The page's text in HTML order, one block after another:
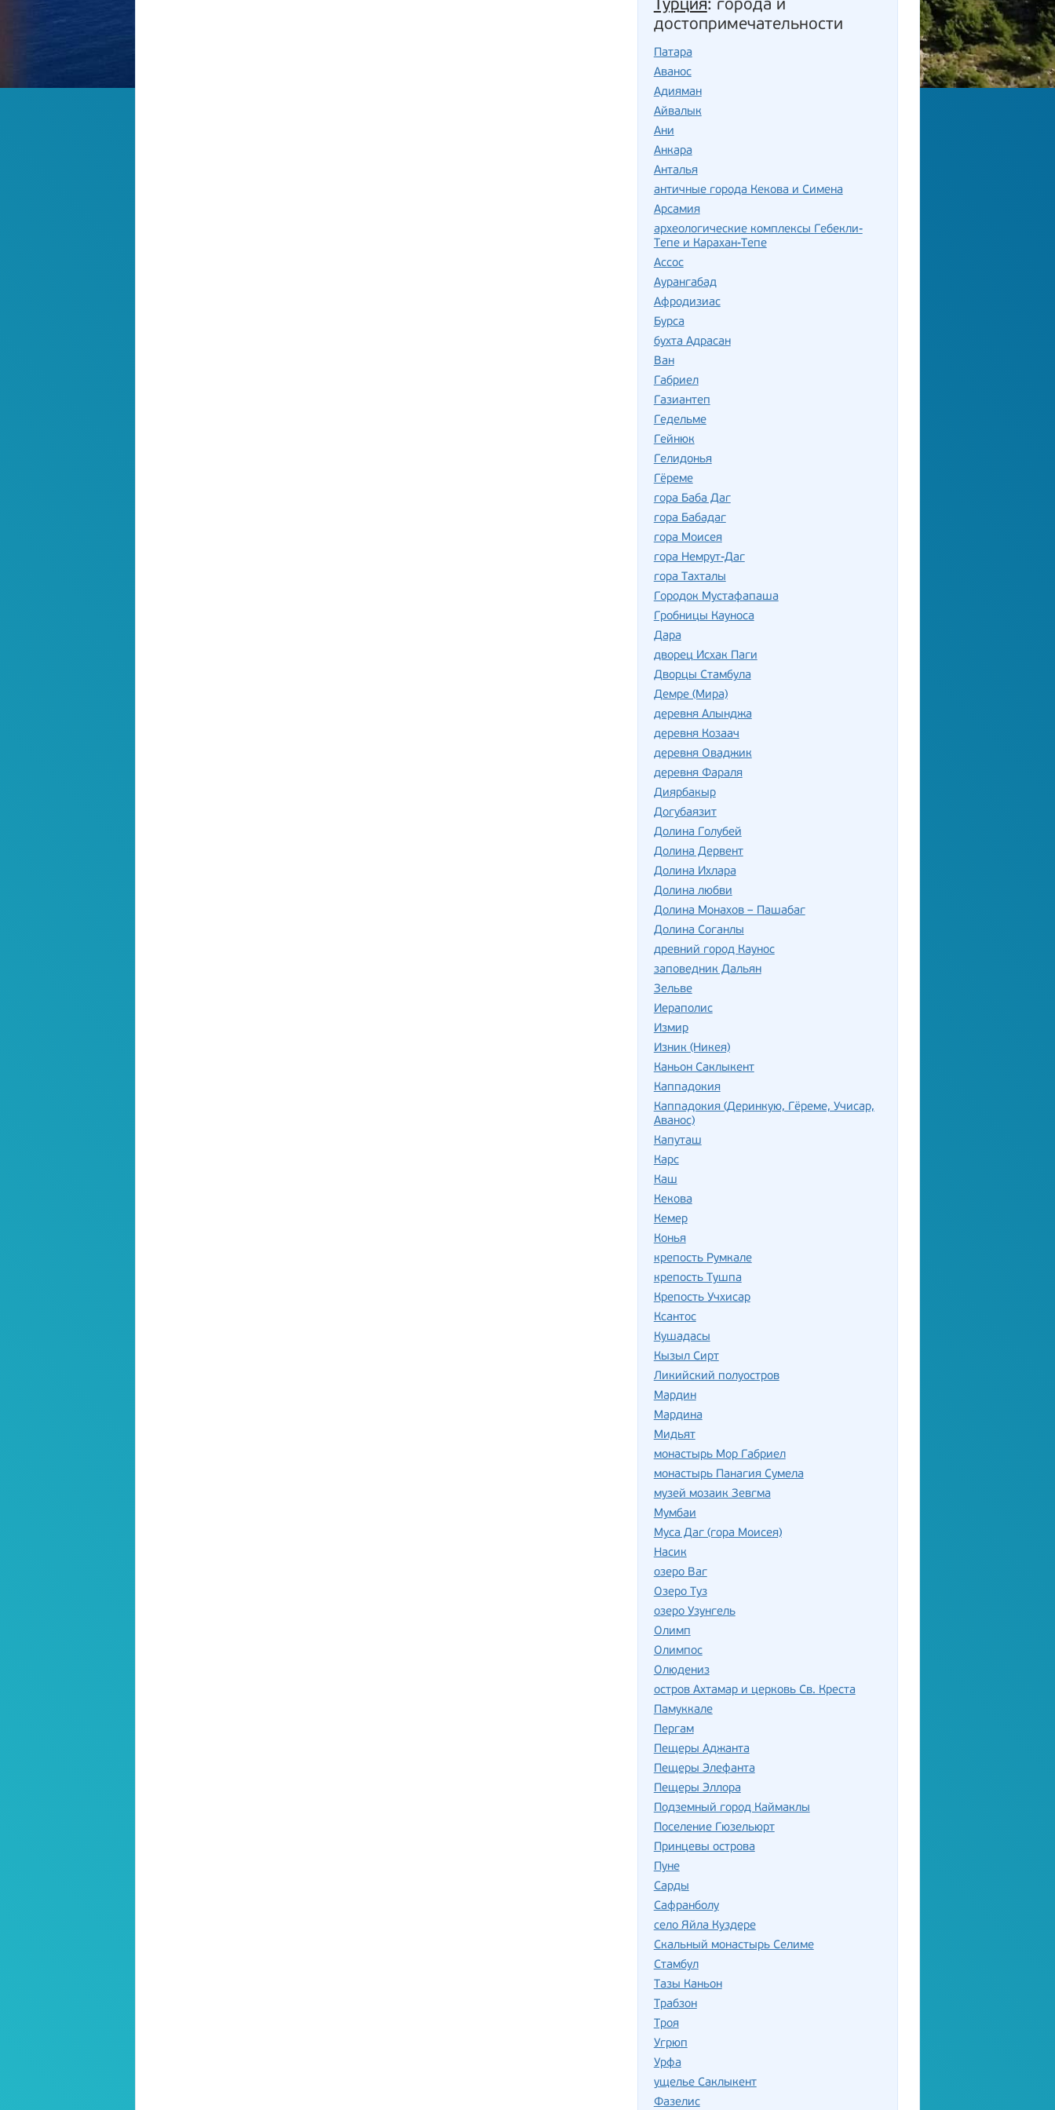
Турция: города и
достопримечательности
Патара
Аванос
Адияман
Айвалык
Ани
Анкара
Анталья
античные города Кекова и Симена
Арсамия
археологические комплексы Гебекли-
Тепе и Карахан-Тепе
Ассос
Аурангабад
Афродизиас
Бурса
бухта Адрасан
Ван
Габриел
Газиантеп
Гедельме
Гейнюк
Гелидонья
Гёреме
гора Баба Даг
гора Бабадаг
гора Моисея
гора Немрут-Даг
гора Тахталы
Городок Мустафапаша
Гробницы Кауноса
Дара
дворец Исхак Паги
Дворцы Стамбула
Демре (Мира)
деревня Алынджа
деревня Козаач
деревня Оваджик
деревня Фараля
Диярбакыр
Догубаязит
Долина Голубей
Долина Дервент
Долина Ихлара
Долина любви
Долина Монахов – Пашабаг
Долина Соганлы
древний город Каунос
заповедник Дальян
Зельве
Иераполис
Измир
Изник (Никея)
Каньон Саклыкент
Каппадокия
Каппадокия (Деринкую, Гёреме, Учисар,
Аванос)
Капуташ
Карс
Каш
Кекова
Кемер
Конья
крепость Румкале
крепость Тушпа
Крепость Учхисар
Ксантос
Кушадасы
Кызыл Сирт
Ликийский полуостров
Мардин
Мардина
Мидьят
монастырь Мор Габриел
монастырь Панагия Сумела
музей мозаик Зевгма
Мумбаи
Муса Даг (гора Моисея)
Насик
озеро Ваг
Озеро Туз
озеро Узунгель
Олимп
Олимпос
Олюдениз
остров Ахтамар и церковь Св. Креста
Памуккале
Пергам
Пещеры Аджанта
Пещеры Элефанта
Пещеры Эллора
Подземный город Каймаклы
Поселение Гюзельюрт
Принцевы острова
Пуне
Сарды
Сафранболу
село Яйла Куздере
Скальный монастырь Селиме
Стамбул
Тазы Каньон
Трабзон
Троя
Угрюп
Урфа
ущелье Саклыкент
Фазелис